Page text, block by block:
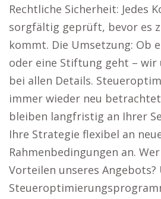
Rechtliche Sicherheit: Jedes
sorgfältig geprüft, bevor es
kommt. Die Umsetzung: Ob
oder eine Stiftung geht – wir
bei allen Details.
immer wieder neu
bleiben langfristig an Ihrer
Ihre Strategie flexibel an
Rahmenbedingungen an.
Vorteilen unseres Angebots?